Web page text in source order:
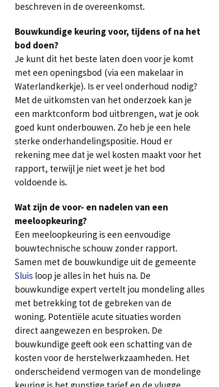
beschreven in de overeenkomst.
Bouwkundige keuring voor, tijdens of na het
bod doen?
Je kunt dit het beste laten doen voor je komt
met een openingsbod (via een makelaar in
Waterlandkerkje). Is er veel onderhoud nodig?
Met de uitkomsten van het onderzoek kan je
een marktconform bod uitbrengen, wat je ook
goed kunt onderbouwen. Zo heb je een hele
sterke onderhandelingspositie. Houd er
rekening mee dat je wel kosten maakt voor het
rapport, terwijl je niet weet je het bod
voldoende is.
Wat zijn de voor- en nadelen van een
meeloopkeuring?
Een meeloopkeuring is een eenvoudige
bouwtechnische schouw zonder rapport.
Samen met de bouwkundige uit de gemeente
Sluis loop je alles in het huis na. De
bouwkundige expert vertelt jou mondeling alles
met betrekking tot de gebreken van de
woning. Potentiële acute situaties worden
direct aangewezen en besproken. De
bouwkundige geeft ook een schatting van de
kosten voor de herstelwerkzaamheden. Het
onderscheidend vermogen van de mondelinge